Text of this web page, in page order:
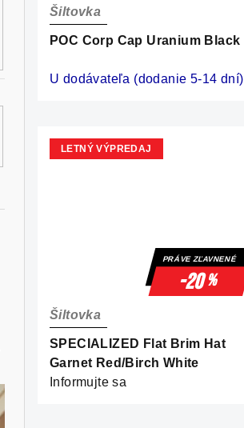
POC Corp Cap Uranium Black
Šiltovka
U dodávateľa (dodanie 5-14 dní)
LETNÝ VÝPREDAJ
PRÁVE ZĽAVNENÉ
-20%
SPECIALIZED Flat Brim Hat
Garnet Red/Birch White
Šiltovka
Informujte sa